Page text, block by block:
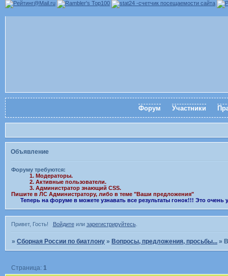
Форум Участники
Объявление
Форуму требуются:
1. Модераторы.
2. Активные пользователи.
3. Администратор знающий CSS.
Пишите в ЛС Администратору, либо в теме "Ваши предложения"
Теперь на форуме в можете узнавать все результаты гонок!!! Это
Привет, Гость! Войдитеили зарегистрируйтесь.
»Сборная России по биатлону »Вопросы, предложения, просьбы... »
Страница: 1